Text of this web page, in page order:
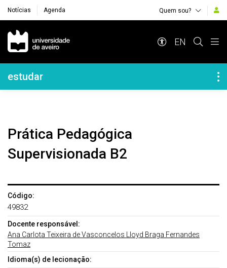
Notícias Agenda Quem sou?
Navegação Principal
EN
Navegação Lateral
estudar
Prática Pedagógica
Supervisionada B2
Código:
49832
Docente responsável:
Ana Carlota Teixeira de Vasconcelos Lloyd Braga Fernandes
Tomaz
Idioma(s) de lecionação: